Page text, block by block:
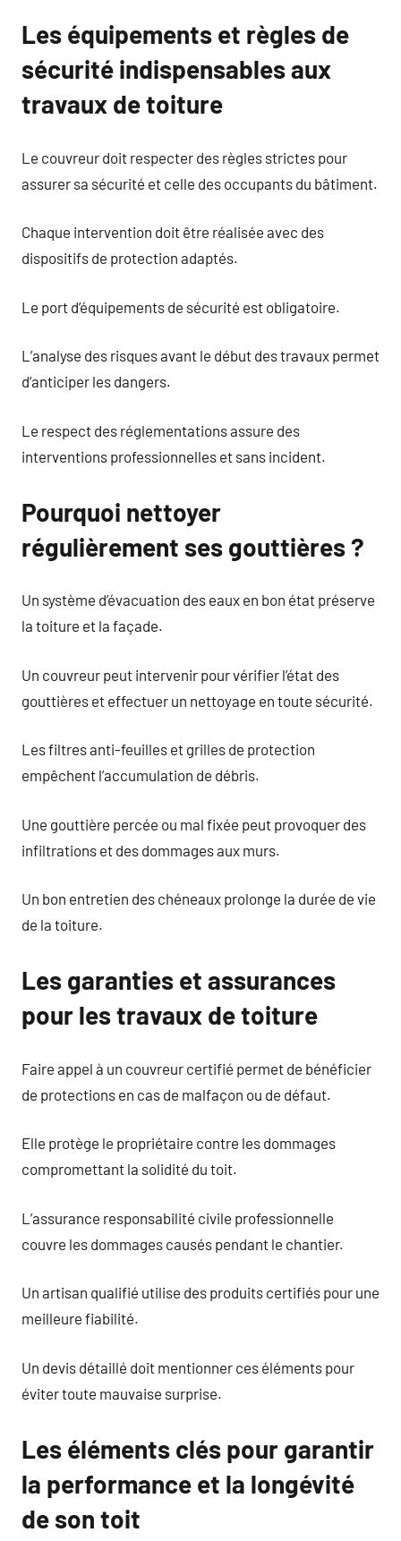
Les équipements et règles de
sécurité indispensables aux
travaux de toiture
Le couvreur doit respecter des règles strictes pour
assurer sa sécurité et celle des occupants du bâtiment.
Chaque intervention doit être réalisée avec des
dispositifs de protection adaptés.
Le port d’équipements de sécurité est obligatoire.
L’analyse des risques avant le début des travaux permet
d’anticiper les dangers.
Le respect des réglementations assure des
interventions professionnelles et sans incident.
Pourquoi nettoyer
régulièrement ses gouttières ?
Un système d’évacuation des eaux en bon état préserve
la toiture et la façade.
Un couvreur peut intervenir pour vérifier l’état des
gouttières et effectuer un nettoyage en toute sécurité.
Les filtres anti-feuilles et grilles de protection
empêchent l’accumulation de débris.
Une gouttière percée ou mal fixée peut provoquer des
infiltrations et des dommages aux murs.
Un bon entretien des chéneaux prolonge la durée de vie
de la toiture.
Les garanties et assurances
pour les travaux de toiture
Faire appel à un couvreur certifié permet de bénéficier
de protections en cas de malfaçon ou de défaut.
Elle protège le propriétaire contre les dommages
compromettant la solidité du toit.
L’assurance responsabilité civile professionnelle
couvre les dommages causés pendant le chantier.
Un artisan qualifié utilise des produits certifiés pour une
meilleure fiabilité.
Un devis détaillé doit mentionner ces éléments pour
éviter toute mauvaise surprise.
Les éléments clés pour garantir
la performance et la longévité
de son toit